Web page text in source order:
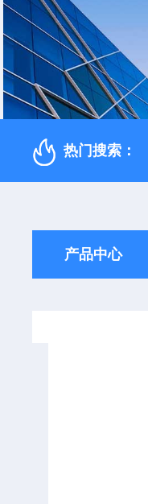
热门搜索：
产品中心